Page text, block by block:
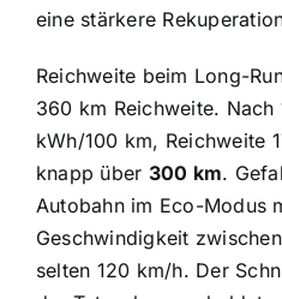
eine stärkere
Reichweite beim Long-
360 km Reichweite.
kWh/100 km, Reichweite
knapp über 300 km.
Autobahn im Eco-Modus
Geschwindigkeit
selten 120 km/h. Der